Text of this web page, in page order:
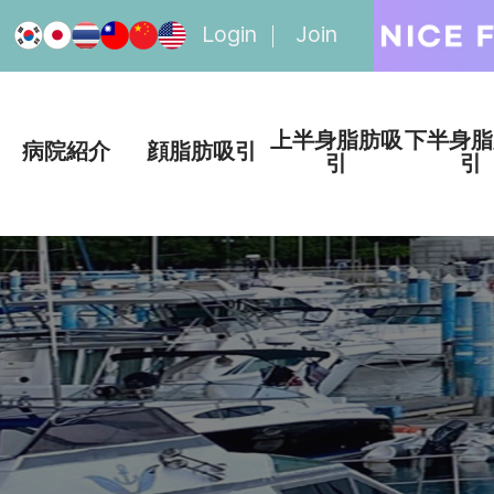
Login Join
病院紹介 顔脂肪吸引
上半身脂肪吸
引
下半身
引